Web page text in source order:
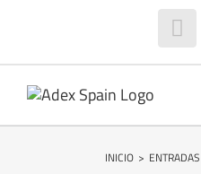
INICIO > ENTRADAS